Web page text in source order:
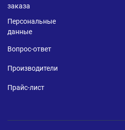
заказа
Персональные
данные
Вопрос-ответ
Производители
Прайс-лист